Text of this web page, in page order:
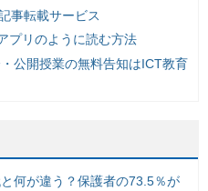
事転載サービス
プリのように読む方法
公開授業の無料告知はICT教育
何が違う？保護者の73.5％が